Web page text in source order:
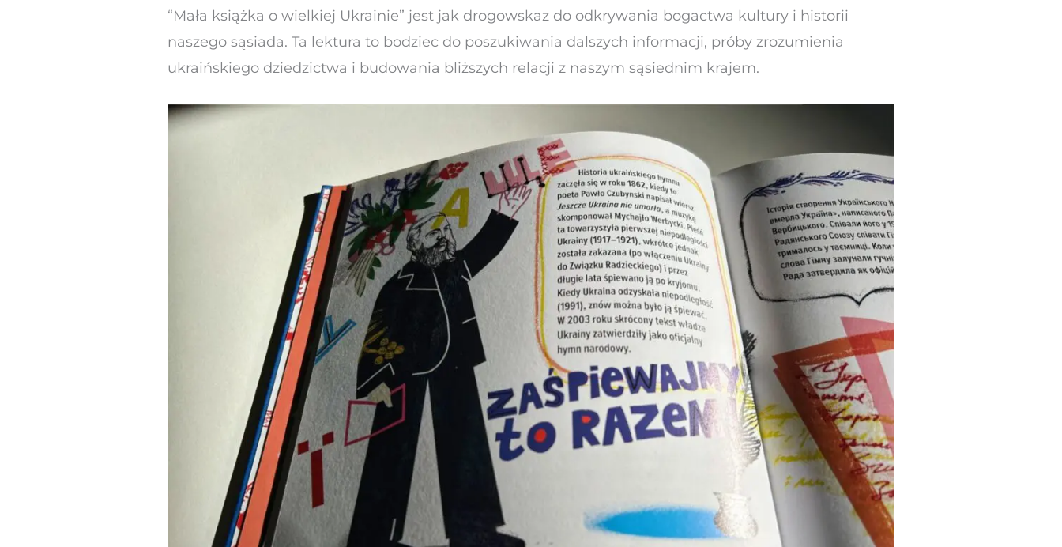
“Mała książka o wielkiej Ukrainie” jest jak drogowskaz do odkrywania bogactwa kultury i historii
naszego sąsiada. Ta lektura to bodziec do poszukiwania dalszych informacji, próby zrozumienia
ukraińskiego dziedzictwa i budowania bliższych relacji z naszym sąsiednim krajem.